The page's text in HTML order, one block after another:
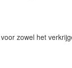
zowel het